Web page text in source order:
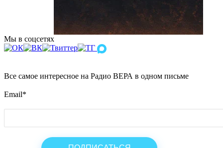
Мы в соцсетях
Все самое интересное на Радио ВЕРА в одном письме
Email*